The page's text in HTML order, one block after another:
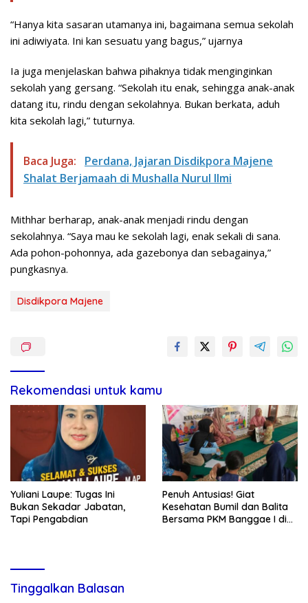
“Hanya kita sasaran utamanya ini, bagaimana semua sekolah
ini adiwiyata. Ini kan sesuatu yang bagus,” ujarnya
Ia juga menjelaskan bahwa pihaknya tidak menginginkan
sekolah yang gersang. “Sekolah itu enak, sehingga anak-anak
datang itu, rindu dengan sekolahnya. Bukan berkata, aduh
kita sekolah lagi,” tuturnya.
Baca Juga:
Perdana, Jajaran Disdikpora Majene
Shalat Berjamaah di Mushalla Nurul Ilmi
Mithhar berharap, anak-anak menjadi rindu dengan
sekolahnya. “Saya mau ke sekolah lagi, enak sekali di sana.
Ada pohon-pohonnya, ada gazebonya dan sebagainya,”
pungkasnya.
Disdikpora Majene
Rekomendasi untuk kamu
Yuliani Laupe: Tugas Ini
Bukan Sekadar Jabatan,
Tapi Pengabdian
Penuh Antusias! Giat
Kesehatan Bumil dan Balita
Bersama PKM Banggae I di
Tinggalkan Balasan